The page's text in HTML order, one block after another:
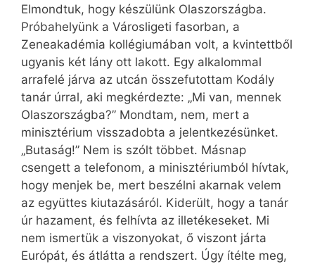
Elmondtuk, hogy készülünk Olaszországba.
Próbahelyünk a Városligeti fasorban, a
Zeneakadémia kollégiumában volt, a kvintettből
ugyanis két lány ott lakott. Egy alkalommal
arrafelé járva az utcán összefutottam Kodály
tanár úrral, aki megkérdezte: „Mi van, mennek
Olaszországba?” Mondtam, nem, mert a
minisztérium visszadobta a jelentkezésünket.
„Butaság!” Nem is szólt többet. Másnap
csengett a telefonom, a minisztériumból hívtak,
hogy menjek be, mert beszélni akarnak velem
az együttes kiutazásáról. Kiderült, hogy a tanár
úr hazament, és felhívta az illetékeseket. Mi
nem ismertük a viszonyokat, ő viszont járta
Európát, és átlátta a rendszert. Úgy ítélte meg,